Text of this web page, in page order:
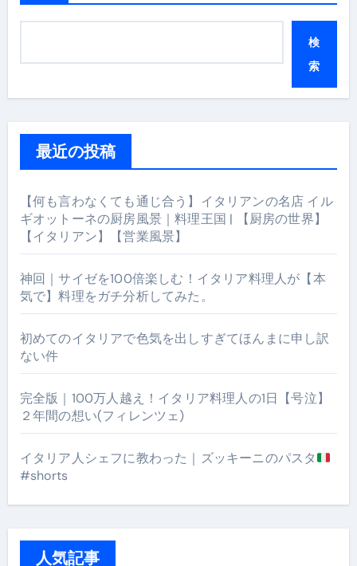
検
索
最近の投稿
【何も言わなくても通じ合う】イタリアンの名店 イル
ギオットーネの厨房風景｜料理王国 | 【厨房の世界】
【イタリアン】【営業風景】
神回｜サイゼを100倍楽しむ！イタリア料理人が【本
気で】料理をガチ分析してみた。
初めてのイタリアで色気を出しすぎてほんまに申し訳
ない件
完全版｜100万人越え！イタリア料理人の1日【号泣】
２年間の想い(フィレンツェ)
イタリア人シェフに教わった｜ズッキーニのパスタ
#shorts
人気記事